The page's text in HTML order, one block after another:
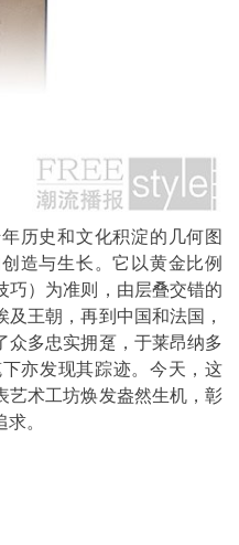
史和文化积淀的几何图
造与生长。它以黄金比例
巧）为准则，由层叠交错的
王朝，再到中国和法国，
众多忠实拥趸，于莱昂纳多
下亦发现其踪迹。今天，这
艺术工坊焕发盎然生机，彰
。